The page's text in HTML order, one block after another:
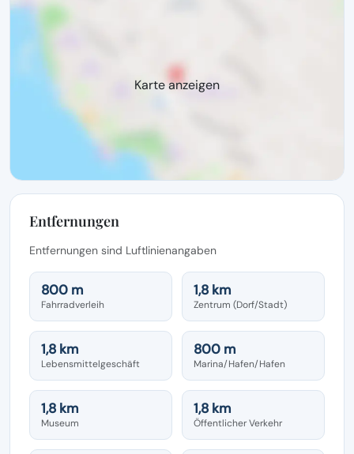
Karte anzeigen
Entfernungen
Entfernungen sind Luftlinienangaben
800 m
Fahrradverleih
1,8 km
Zentrum (Dorf/Stadt)
1,8 km
Lebensmittelgeschäft
800 m
Marina/Hafen/Hafen
1,8 km
Museum
1,8 km
Öffentlicher Verkehr